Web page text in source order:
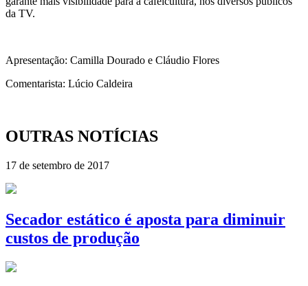
da TV.
Apresentação: Camilla Dourado e Cláudio Flores
Comentarista: Lúcio Caldeira
OUTRAS NOTÍCIAS
17 de setembro de 2017
Secador estático é aposta para diminuir
custos de produção